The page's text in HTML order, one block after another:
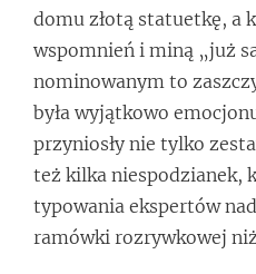
domu złotą statuetkę, a
wspomnień i miną „już
nominowanym to
była wyjątkowo
przyniosły nie tylko
też kilka niespodzianek,
typowania ekspertów
ramówki rozrywkowej